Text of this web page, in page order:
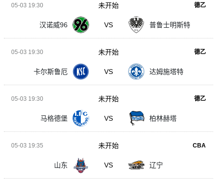
05-03 19:30 德乙
汉诺威96 VS 普鲁士明斯特
未开始
05-03 19:30 德乙
卡尔斯鲁厄 VS 达姆施塔特
未开始
05-03 19:30 德乙
马格德堡 VS 柏林赫塔
未开始
05-03 19:35 CBA
山东 VS 辽宁
未开始